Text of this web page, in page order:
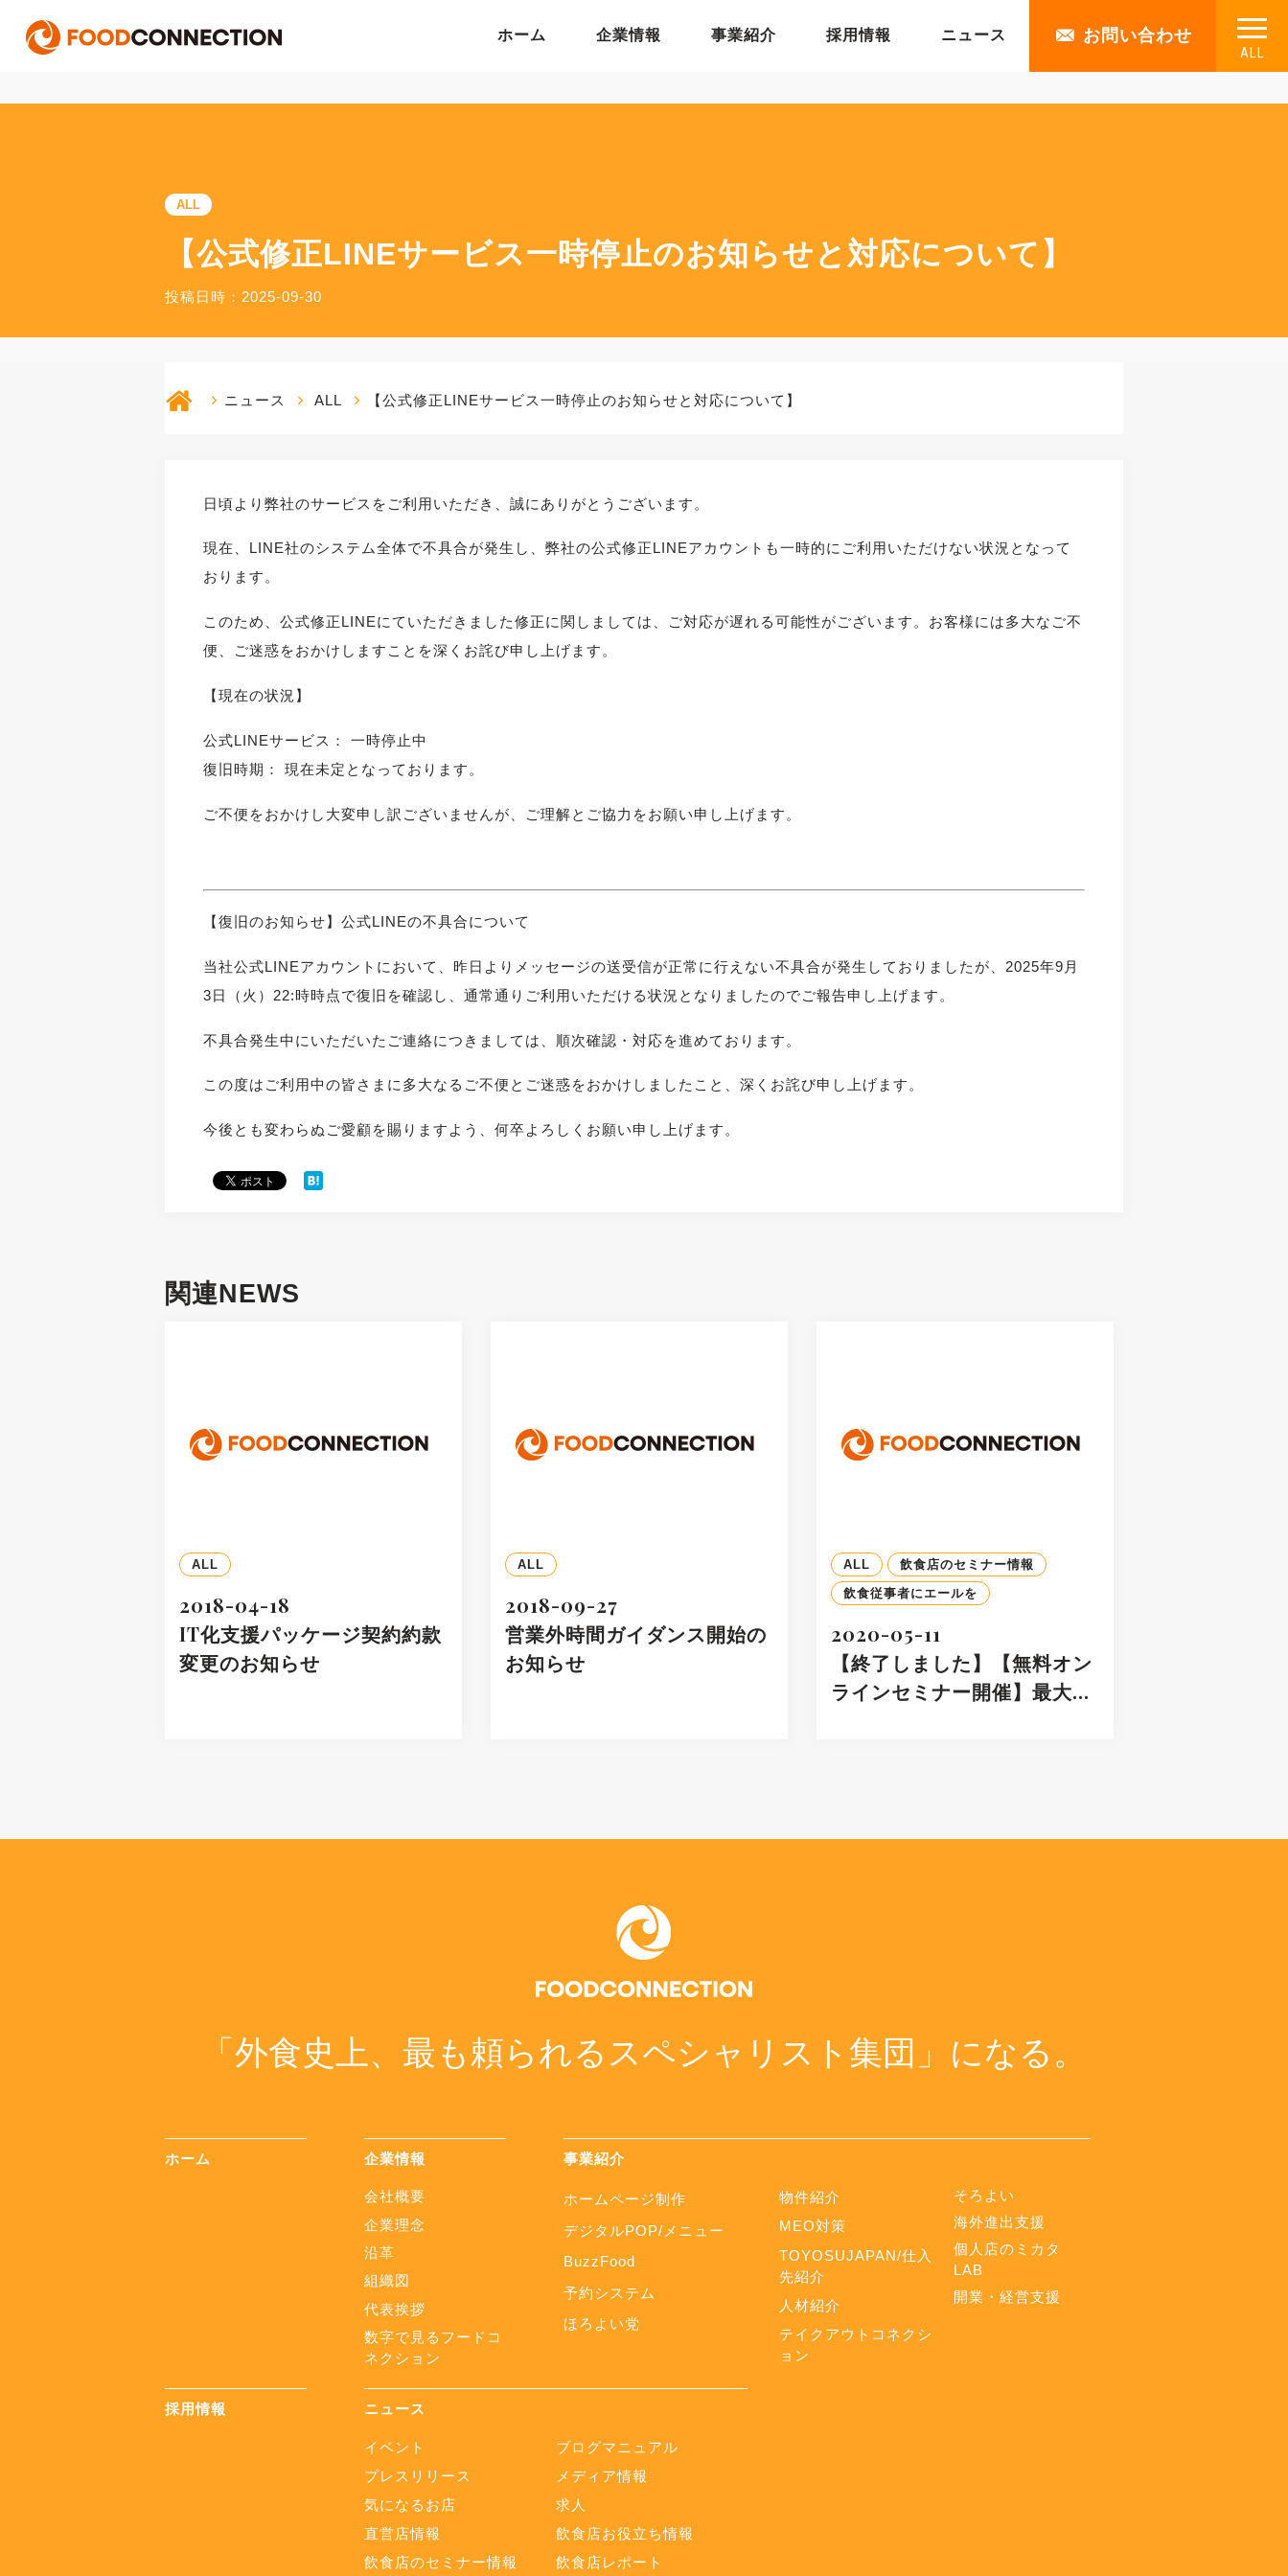
ALL
お問い合わせ
ホーム 企業情報 事業紹介 採用情報 ニュース
ALL
【公式修正LINEサービス一時停止のお知らせと対応について】
投稿日時：2025-09-30
ニュース ALL 【公式修正LINEサービス一時停止のお知らせと対応について】
日頃より弊社のサービスをご利用いただき、誠にありがとうございます。
現在、LINE社のシステム全体で不具合が発生し、弊社の公式修正LINEアカウントも一時的にご利用いただけない状況となって
おります。
このため、公式修正LINEにていただきました修正に関しましては、ご対応が遅れる可能性がございます。お客様には多大なご不
便、ご迷惑をおかけしますことを深くお詫び申し上げます。
【現在の状況】
公式LINEサービス： 一時停止中
復旧時期： 現在未定となっております。
ご不便をおかけし大変申し訳ございませんが、ご理解とご協力をお願い申し上げます。
【復旧のお知らせ】公式LINEの不具合について
当社公式LINEアカウントにおいて、昨日よりメッセージの送受信が正常に行えない不具合が発生しておりましたが、2025年9月
3日（火）22:時時点で復旧を確認し、通常通りご利用いただける状況となりましたのでご報告申し上げます。
不具合発生中にいただいたご連絡につきましては、順次確認・対応を進めております。
この度はご利用中の皆さまに多大なるご不便とご迷惑をおかけしましたこと、深くお詫び申し上げます。
今後とも変わらぬご愛顧を賜りますよう、何卒よろしくお願い申し上げます。
関連NEWS
ALL
2018-04-18
IT化支援パッケージ契約約款
変更のお知らせ
ALL
2018-09-27
営業外時間ガイダンス開始の
お知らせ
ALL
飲食店のセミナー情報
飲食従事者にエールを
2020-05-11
【終了しました】【無料オン
ラインセミナー開催】最大…
「外食史上、最も頼られるスペシャリスト集団」になる。
ホーム 企業情報
会社概要
企業理念
沿革
組織図
代表挨拶
数字で見るフードコ
ネクション
事業紹介
ホームページ制作
デジタルPOP/メニュー
BuzzFood
予約システム
ほろよい党
物件紹介
MEO対策
TOYOSUJAPAN/仕入
先紹介
人材紹介
テイクアウトコネクシ
ョン
そろよい
海外進出支援
個人店のミカタ
LAB
開業・経営支援
採用情報 ニュース
イベント
ブログマニュアル
プレスリリース
メディア情報
気になるお店
求人
直営店情報
飲食店お役立ち情報
飲食店のセミナー情報
飲食店レポート